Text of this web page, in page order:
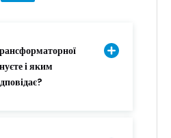
і яким